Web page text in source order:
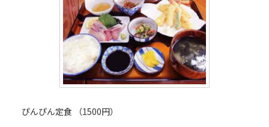
ぴんぴん定食 （1500円）